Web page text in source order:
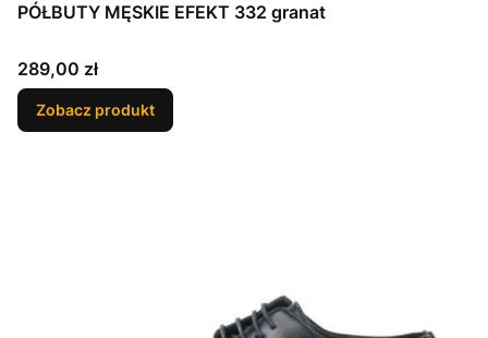
PÓŁBUTY MĘSKIE EFEKT 332 granat
Cena
289,00 zł
Zobacz produkt